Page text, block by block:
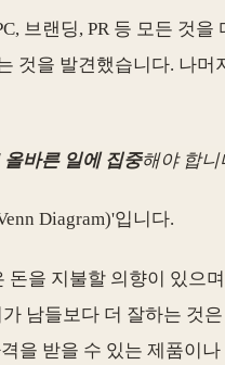
브랜딩, PR 등 모든 것
것을 발견했습니다. 나머
바른 일에 집중해야 합니
Diagram)'입니다.
돈을 지불할 의향이 있으
남들보다 더 잘하는 것
을 받을 수 있는 제품이